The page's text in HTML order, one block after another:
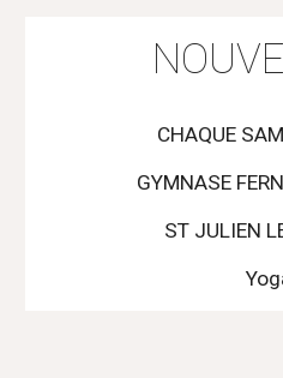
CHAQUE
GYMNASE
ST JULIEN